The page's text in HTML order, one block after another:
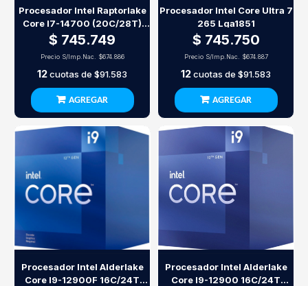
Procesador Intel Raptorlake
Core I7-14700 (20C/28T)
14Va Gen S1700
$ 745.749
Precio S/Imp.Nac. $674.886
12cuotas de $91.583
AGREGAR
Procesador Intel Core Ultra 7
265 Lga1851
$ 745.750
Precio S/Imp.Nac. $674.887
12cuotas de $91.583
AGREGAR
Procesador Intel Alderlake
Core I9-12900F 16C/24T
Procesador Intel Alderlake
Core I9-12900 16C/24T